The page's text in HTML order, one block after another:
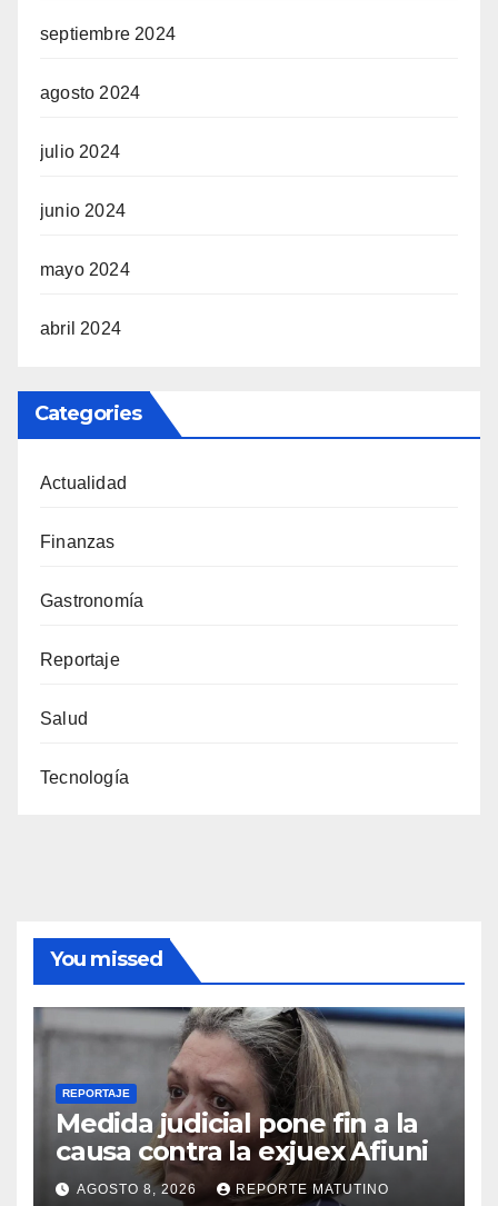
septiembre 2024
agosto 2024
julio 2024
junio 2024
mayo 2024
abril 2024
Categories
Actualidad
Finanzas
Gastronomía
Reportaje
Salud
Tecnología
You missed
REPORTAJE
Medida judicial pone fin a la
causa contra la exjuex Afiuni
AGOSTO 8, 2026 REPORTE MATUTINO